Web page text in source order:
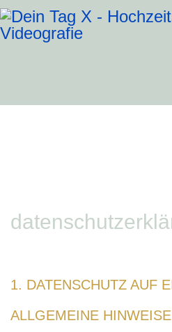
1. DATENSCHUTZ AUF
ALLGEMEINE HINWEISE